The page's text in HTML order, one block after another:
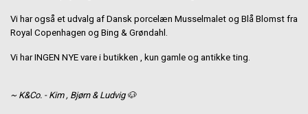
Vi har også et udvalg af Dansk porcelæn Musselmalet og Blå Blomst fra
Royal Copenhagen og Bing & Grøndahl.
Vi har INGEN NYE vare i butikken , kun gamle og antikke ting.
~ K&Co. - Kim , Bjørn & Ludvig 🐶